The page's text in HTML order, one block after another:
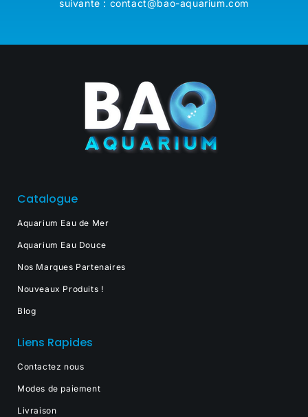
suivante : contact@bao-aquarium.com
Catalogue
Aquarium Eau de Mer
Aquarium Eau Douce
Nos Marques Partenaires
Nouveaux Produits !
Blog
Liens Rapides
Contactez nous
Modes de paiement
Livraison